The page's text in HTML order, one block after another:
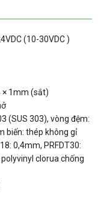
(10-30VDC)
× 1mm (sắt)
(SUS 303), vòng đệm:
biến: thép không gỉ
0,4mm, PRFDT30:
clorua chống